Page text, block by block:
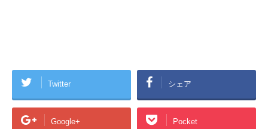
Twitter シェア
Google+ Pocket